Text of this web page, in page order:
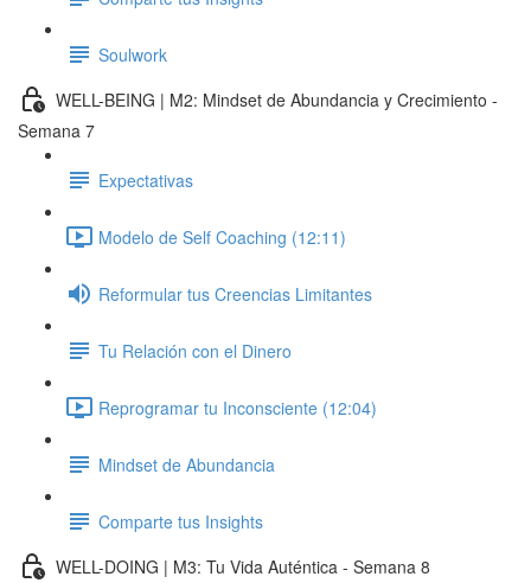
Soulwork
WELL-BEING | M2: Mindset de Abundancia y Crecimiento -
Semana 7
Expectativas
Modelo de Self Coaching (12:11)
Reformular tus Creencias Limitantes
Tu Relación con el Dinero
Reprogramar tu Inconsciente (12:04)
Mindset de Abundancia
Comparte tus Insights
WELL-DOING | M3: Tu Vida Auténtica - Semana 8